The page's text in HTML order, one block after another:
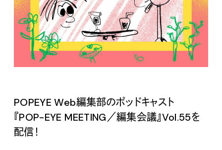
POPEYE Web編集部のポッドキャスト
『POP-EYE MEETING／編集会議』Vol.55を
配信！